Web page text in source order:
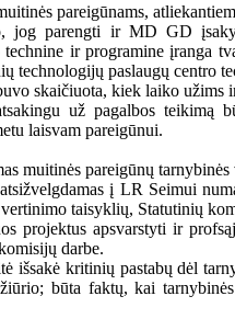
pareigūnams,
jog parengti ir MD GD
ir programine įranga
technologijų paslaugų centro
skaičiuota, kiek laiko užims
už pagalbos teikimą
laisvam pareigūnui.
muitinės pareigūnų
į LR Seimui
taisyklių, Statutinių
projektus apsvarstyti ir
darbe.
išsakė kritinių pastabų dėl
būta faktų, kai